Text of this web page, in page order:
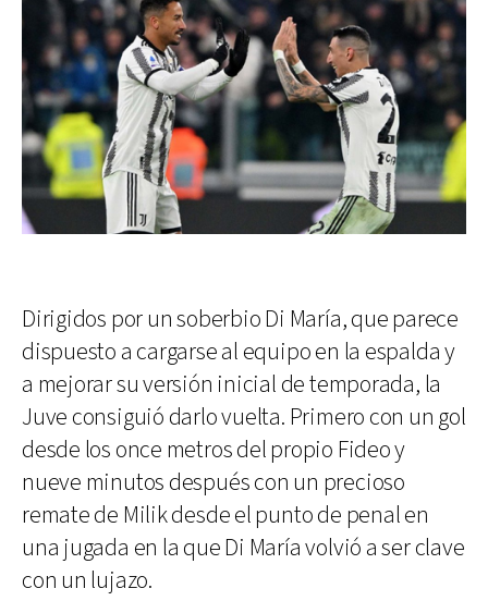
Dirigidos por un soberbio Di María, que parece
dispuesto a cargarse al equipo en la espalda y
a mejorar su versión inicial de temporada, la
Juve consiguió darlo vuelta. Primero con un gol
desde los once metros del propio Fideo y
nueve minutos después con un precioso
remate de Milik desde el punto de penal en
una jugada en la que Di María volvió a ser clave
con un lujazo.